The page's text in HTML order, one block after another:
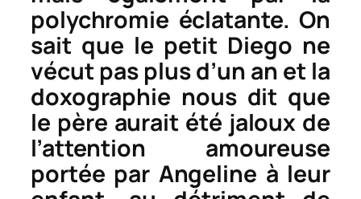
polychromie éclatante. On
sait que le petit Diego ne
vécut pas plus d’un an et la
doxographie nous dit que
le père aurait été jaloux de
l’attention amoureuse
portée par Angeline à leur